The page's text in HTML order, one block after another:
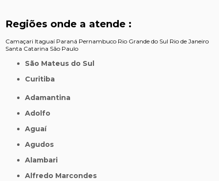
Regiões onde a atende :
Camaçari Itaguaí Paraná Pernambuco Rio Grande do Sul Rio de Janeiro
Santa Catarina São Paulo
São Mateus do Sul
Curitiba
Adamantina
Adolfo
Aguaí
Agudos
Alambari
Alfredo Marcondes